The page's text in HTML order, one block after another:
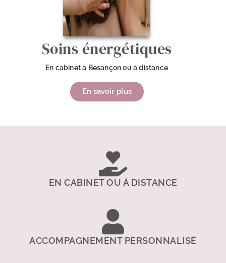
Soins énergétiques
En cabinet à Besançon ou à distance
En savoir plus
EN CABINET OU À DISTANCE
ACCOMPAGNEMENT PERSONNALISÉ